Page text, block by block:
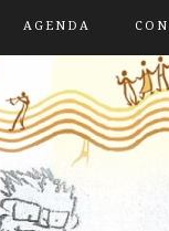
AGENDA